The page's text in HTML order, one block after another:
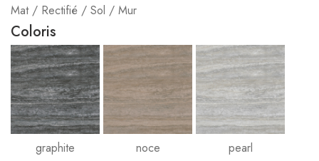
Mat / Rectifié / Sol / Mur
Coloris
graphite noce pearl